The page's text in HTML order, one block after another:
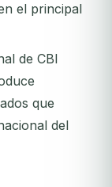
el principal
de CBI
que
del